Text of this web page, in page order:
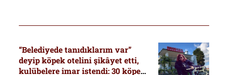
“Belediyede tanıdıklarım var”
deyip köpek otelini şikâyet etti,
kulübelere imar istendi: 30 köpek